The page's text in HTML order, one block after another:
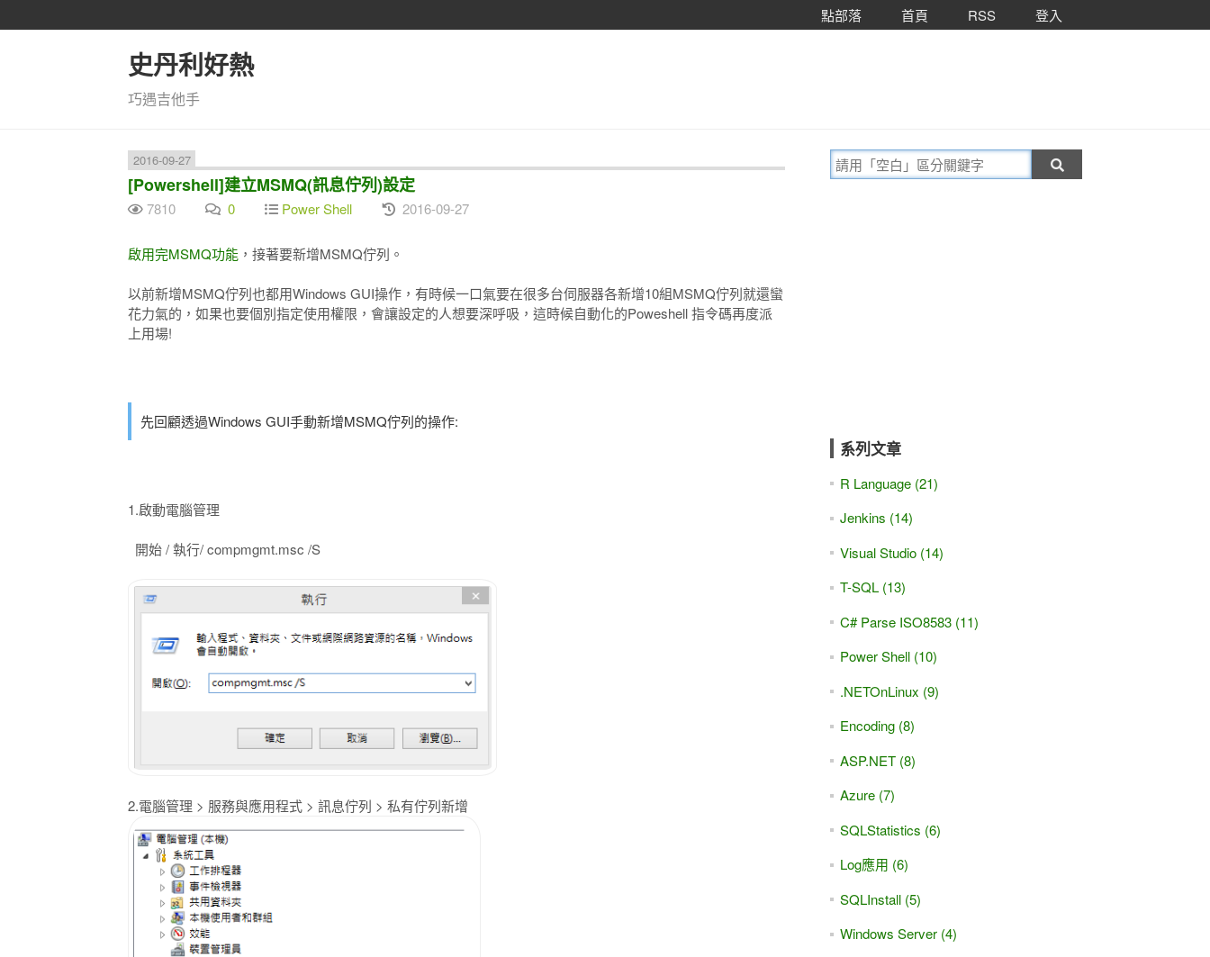
點部落 首頁 RSS 登入
史丹利好熱
巧遇吉他手
2016-09-27
[Powershell]建立MSMQ(訊息佇列)設定
7810 0 Power Shell 2016-09-27
啟用完MSMQ功能 ，接著要新增MSMQ佇列。
以前新增MSMQ佇列也都用Windows GUI操作，有時候一口氣要在很多台伺服器各新增10組MSMQ佇列就還蠻
花力氣的，如果也要個別指定使用權限，會讓設定的人想要深呼吸，這時候自動化的Poweshell 指令碼再度派
上用場!
先回顧透過Windows GUI手動新增MSMQ佇列的操作:
1.啟動電腦管理
開始 / 執行/ compmgmt.msc /S
2.電腦管理 > 服務與應用程式 > 訊息佇列 > 私有佇列新增
系列文章
R Language (21)
Jenkins (14)
Visual Studio (14)
T-SQL (13)
C# Parse ISO8583 (11)
Power Shell (10)
.NETOnLinux (9)
Encoding (8)
ASP.NET (8)
Azure (7)
SQLStatistics (6)
Log應用 (6)
SQLInstall (5)
Windows Server (4)